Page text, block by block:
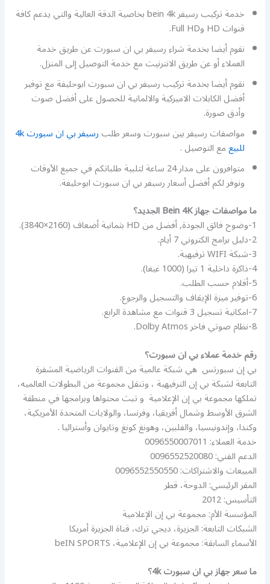
خدمة تركيب رسيفر bein 4k بخاصية الدقة العالية والتي يدعم كافة
قنوات HD وFull HD.
نقوم أيضا بخدمة شراء رسيفر بي ان سبورت عن طريق خدمة
العملاء أو عن طريق الانترنيت مع خدمة التوصيل إلى المنزل.
نقوم أيضا بخدمة تركيب رسيفر بي ان سبورت ابوحليفة مع توفير
أفضل الكابلات الاميركية والالمانية للحصول على أفضل صوت
وأدق صورة.
مواصفات رسيفر بين سبورت وسعر طلب
رسيفر بي ان سبورت 4k
للبيعمع التوصيل .
متوافرون على مدار 24 ساعة لتلبية طلباتكم في جميع الأوقات
ونوفر لكم أفضل أسعار رسيفر بي ان سبورت ابوحليفة.
ما مواصفات جهاز Bein 4K الجديد؟
1-وضوح فائق الجودة, أفضل من HD بثمانية أضعاف (2160×3840).
2-دليل برامج الكتروني 7 أيام.
3-شبكة WIFI ترفيهية.
4-ذاكرة داخلية 1 تيرا (1000 غيغا).
5-أفلام حسب الطلب.
6-توفير ميزة الإيقاف والتسجيل والرجوع.
7-امكانية تسجيل 3 قنوات مع مشاهدة الرابع.
8-نظام صوتي فاخر Dolby Atmos.
رقم خدمة عملاء بي ان سبورت؟
بي إن سبورتس ‏ هي شبكة عالمية من القنوات الرياضية المشفرة
التابعة لشبكة بي إن الترفيهية ‏، وتنقل مجموعة من البطولات العالميه،
تملكها مجموعة بي إن الإعلامية ‏ و تبث محتواها وبرامجها في منطقة
الشرق الأوسط وشمال أفريقيا، وفرنسا، والولايات المتحدة الأمريكية،
وكندا، وإندونيسيا، والفلبين، وهونغ كونغ وتايوان وأستراليا .
خدمة العملاء: 0096550007011
الدعم الفني: 0096552520080
المبيعات والاشتراكات: 0096552550550
المقر الرئيسي: الدوحة، قطر
التأسيس: 2012
المؤسسة الأم: مجموعة بي إن الإعلامية
الشبكات التابعة: الجزيرة، ديجي ترك، قناة الجزيرة أمريكا
الأسماء السابقة: مجموعة بي إن الإعلامية، beIN SPORTS
ما سعر جهاز بي ان سبورت 4k؟